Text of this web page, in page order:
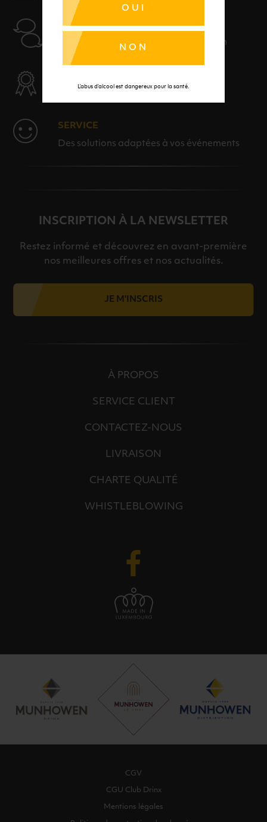
OUI
NON
L’abus d’alcool est dangereux pour la santé.
AIDE
Nos conseillers sont à votre disposition
SERVICE
Des solutions adaptées à vos événements
INSCRIPTION À LA NEWSLETTER
Restez informé et découvrez en avant-première
nos meilleures offres et nos actualités.
JE M'INSCRIS
À PROPOS
SERVICE CLIENT
CONTACTEZ-NOUS
LIVRAISON
CHARTE QUALITÉ
WHISTLEBLOWING
CGV
CGU Club Drinx
Mentions légales